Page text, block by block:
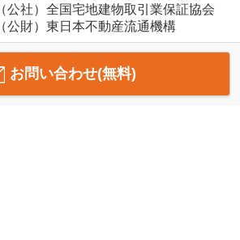
（公社）全国宅地建物取引業保証協会
（公財）東日本不動産流通機構
お問い合わせ(無料)